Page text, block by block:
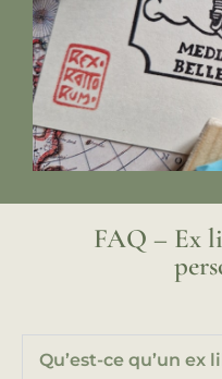
FAQ – Ex
Qu’est-ce qu’un ex